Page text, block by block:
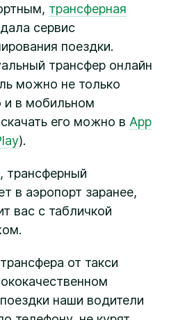
трансферная
сервис
поездки.
трансфер онлайн
можно не только
и в мобильном
его можно в App
).
трансферный
в аэропорт заранее,
вас с табличкой
от такси
наши водители